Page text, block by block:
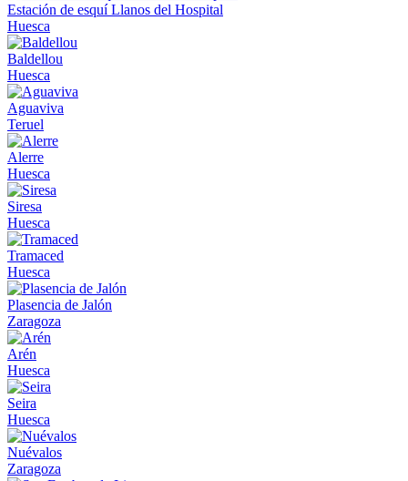
Estación de esquí Llanos del Hospital
Huesca
Baldellou
Huesca
Aguaviva
Teruel
Alerre
Huesca
Siresa
Huesca
Tramaced
Huesca
Plasencia de Jalón
Zaragoza
Arén
Huesca
Seira
Huesca
Nuévalos
Zaragoza